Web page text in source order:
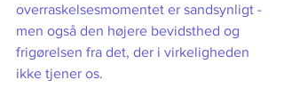
overraskelsesmomentet er sandsynligt -
men også den højere bevidsthed og
frigørelsen fra det, der i virkeligheden
ikke tjener os.